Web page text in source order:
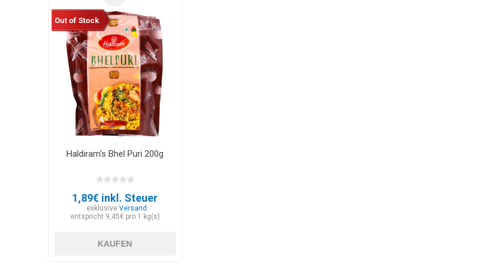
Out of Stock
Haldiram's Bhel Puri 200g
1,89€ inkl. Steuer
exklusive Versand
entspricht 9,45€ pro 1 kg(s)
KAUFEN